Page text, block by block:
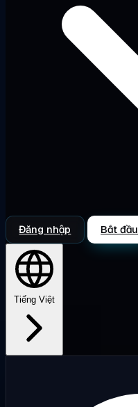
Đăng nhập Bắt đầu
Tiếng Việt